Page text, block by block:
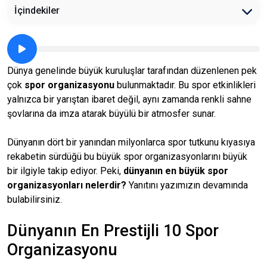
İçindekiler
Dünya genelinde büyük kuruluşlar tarafından düzenlenen pek
çok spor organizasyonu bulunmaktadır. Bu spor etkinlikleri
yalnızca bir yarıştan ibaret değil, aynı zamanda renkli sahne
şovlarına da imza atarak büyülü bir atmosfer sunar.
Dünyanın dört bir yanından milyonlarca spor tutkunu kıyasıya
rekabetin sürdüğü bu büyük spor organizasyonlarını büyük
bir ilgiyle takip ediyor. Peki, dünyanın en büyük spor
organizasyonları nelerdir? Yanıtını yazımızın devamında
bulabilirsiniz.
Dünyanın En Prestijli 10 Spor
Organizasyonu